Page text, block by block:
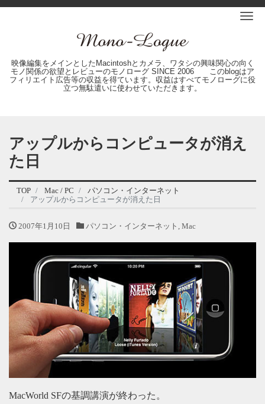
映像編集をメインとしたMacintoshとカメラ、ワタシの興味関心の向く
モノ関係の欲望とレビューのモノローグ SINCE 2006 このblogはア
フィリエイト広告等の収益を得ています。収益はすべてモノローグに役
立つ無駄遣いに使わせていただきます。
アップルからコンピュータが消え
た日
TOP Mac / PC
パソコン・インターネット
アップルからコンピュータが消えた日
2007年1月10日 パソコン・インターネット , Mac
MacWorld SFの基調講演が終わった。